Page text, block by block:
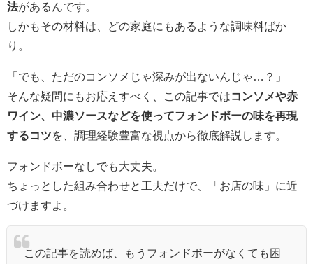
法があるんです。
しかもその材料は、どの家庭にもあるような調味料ばか
り。
「でも、ただのコンソメじゃ深みが出ないんじゃ…？」
そんな疑問にもお応えすべく、この記事ではコンソメや赤
ワイン、中濃ソースなどを使ってフォンドボーの味を再現
するコツを、調理経験豊富な視点から徹底解説します。
フォンドボーなしでも大丈夫。
ちょっとした組み合わせと工夫だけで、「お店の味」に近
づけますよ。
この記事を読めば、もうフォンドボーがなくても困